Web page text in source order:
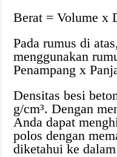
Berat = Volume x
Pada rumus di
menggunakan
Penampang x
Densitas besi
g/cm³. Dengan
Anda dapat
polos dengan
diketahui ke